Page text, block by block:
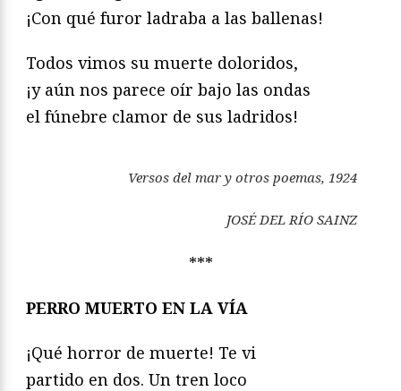
¡Con qué furor ladraba a las ballenas!
Todos vimos su muerte doloridos,
¡y aún nos parece oír bajo las ondas
el fúnebre clamor de sus ladridos!
Versos del mar y otros poemas, 1924
JOSÉ DEL RÍO SAINZ
***
PERRO MUERTO EN LA VÍA
¡Qué horror de muerte! Te vi
partido en dos. Un tren loco